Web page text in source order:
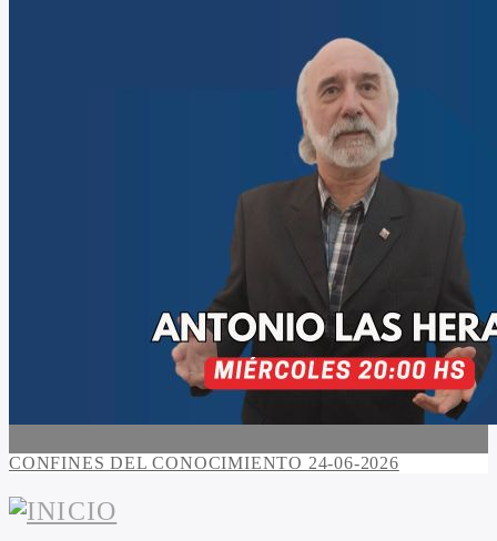
CONFINES DEL CONOCIMIENTO 24-06-2026